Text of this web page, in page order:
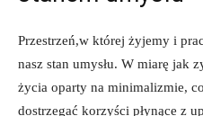
Przestrzeń,w której żyjemy ⁤i
nasz stan⁤ umysłu.​ W miarę jak
⁣życia oparty na⁣ minimalizmie,
dostrzegać korzyści⁣ płynące z